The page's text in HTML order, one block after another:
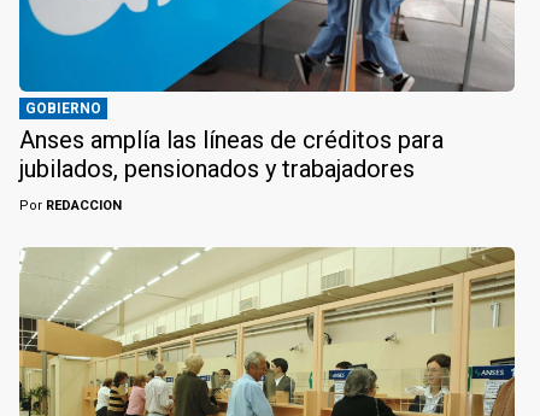
GOBIERNO
Anses amplía las líneas de créditos para
jubilados, pensionados y trabajadores
Por REDACCION